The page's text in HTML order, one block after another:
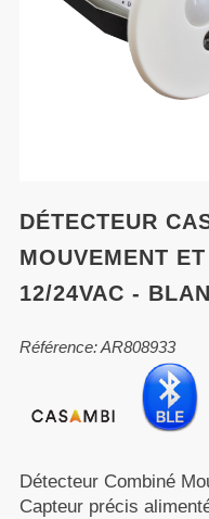
DÉTECTEUR
MOUVEMENT
12/24VAC -
Référence: AR808933
Détecteur Combiné
Capteur précis